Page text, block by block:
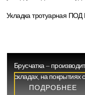
Укладка тротуарная
Брусчатка –
складах, на покрытиях
ПОДРОБНЕЕ